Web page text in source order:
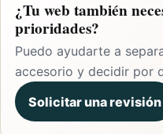
¿Tu web también
prioridades?
Puedo ayudarte a
accesorio y decidir por
Solicitar una revisión